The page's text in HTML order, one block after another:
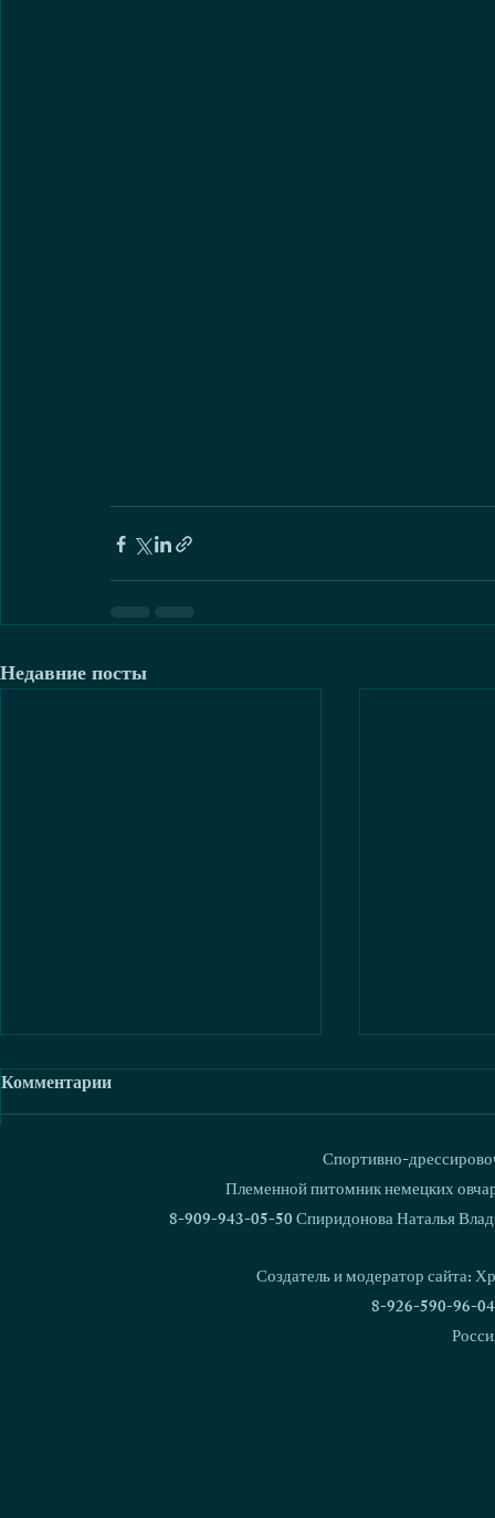
Недавние посты
Комментарии
Спортивно-
Племенной питомник немецких
8-909-943-05-50 Спиридонова Наталья
Создатель и модератор сайта:
8-926-590-96-